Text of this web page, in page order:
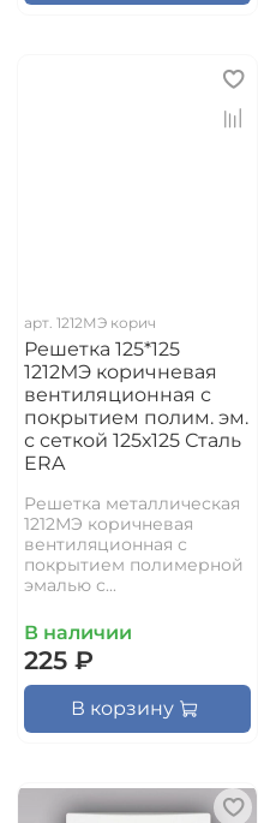
арт. 1212МЭ корич
Решетка 125*125
1212МЭ коричневая
вентиляционная с
покрытием полим. эм.
с сеткой 125х125 Сталь
ERA
Решетка металлическая
1212МЭ коричневая
вентиляционная с
покрытием полимерной
эмалью с...
В наличии
225 ₽
В корзину